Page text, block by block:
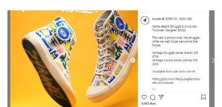
TRENDING
EVENTS
MLDPODCAST
VIDEOS
MLDPOINTS